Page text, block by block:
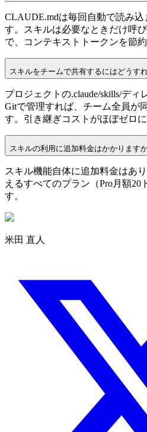
CLAUDE.mdは毎回自動で読み
す。スキルは必要なときだけ呼
で、コンテキストトークンを節約
スキルをチームで共有するにはどうす
プロジェクトの.claude/skills/ディ
Gitで管理すれば、チーム全員が
す。引き継ぎコストがほぼゼロに
スキルの利用に追加料金はかかります
スキル機能自体に追加料金はあ
えるすべてのプラン（Pro月額
す。
米田 直人